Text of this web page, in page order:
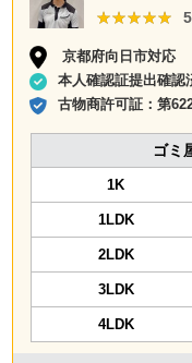
★★★★★
★★★★★
京都府向日市対応
本人確認証提出確認
古物商許可証：第
ゴミ
1K
1LDK
2LDK
3LDK
4LDK